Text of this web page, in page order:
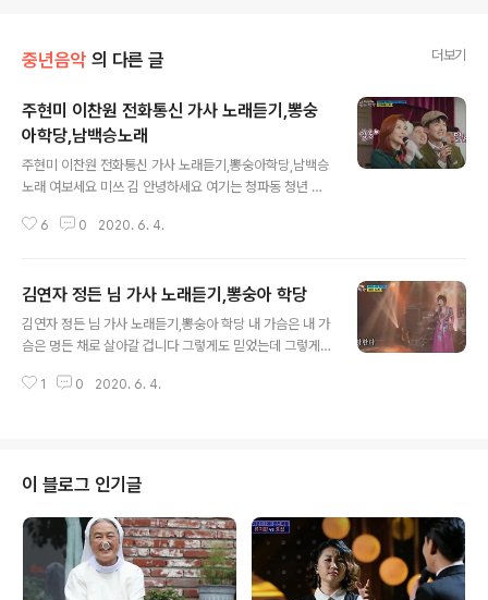
중년음악 의 다른 글 더보기
주현미 이찬원 전화통신 가사 노래듣기,뽕숭
아학당,남백승노래
주현미 이찬원 전화통신 가사 노래듣기,뽕숭아학당,남백승
노래 여보세요 미쓰 김 안녕하세요 여기는 청파동 청년 박
를 맞으며 기다리게 하였으니 고맙습니다 여보세요 미쓰
하였으니 고맙습니다 여보세요 박 선생 오해마세요 남의
속 모르는 무정한 말씀 지나간 일요일은 감기 몸살에 하루
종일 빈방에서 쓸쓸히 홀로 여자 마음 몰라주니 야속합니
씀 닥쳐 올 일요일은 단둘이 만나 아베크는 대천 바다 인천
6 0 2020. 6. 4.
김연자 정든 님 가사 노래듣기,뽕숭아 학당
김연자 정든 님 가사 노래듣기,뽕숭아 학당 내 가슴은 내 가
슴은 멍든 채로 살아갈 겁니다 그렇게도 믿었는데 그렇게
v.kakao.com/v/409598043 이제 와서 어쩌라고 이제
로 살아갈 겁니다 그렇게도 믿었는데 그렇게도 믿었는데
정을 두고 떠나시나요 다시 한번 말을 해줘요 그 말만은 진
실이라고 사랑한다 사랑한다고 그 말은 왜 했나요 가신다
면 가시겠다면 내 마음은 내 마음은 멍든 채로 살아갈 겁니
다
1 0 2020. 6. 4.
이 블로그 인기글